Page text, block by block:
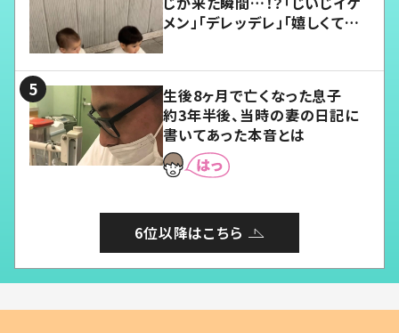
メン」「デレッデレ」「嬉しくて可
生後8ヶ月で亡くなった息子
約3年半後、当時の妻の日記に
書いてあった本音とは
6位以降はこちら